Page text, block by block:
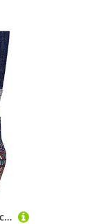
TBloevwlh Damenstiefel Mit Schuhe Atmungsaktiv Damen Stiefeletten Herbst Schnalle Worker Pu-Leder Reißverschluss Aus Schwarz Struktur Winterschuhe Boots Westernstiefel Zehen Freizeitschuhe